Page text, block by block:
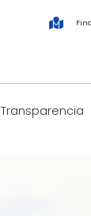
Transparencia